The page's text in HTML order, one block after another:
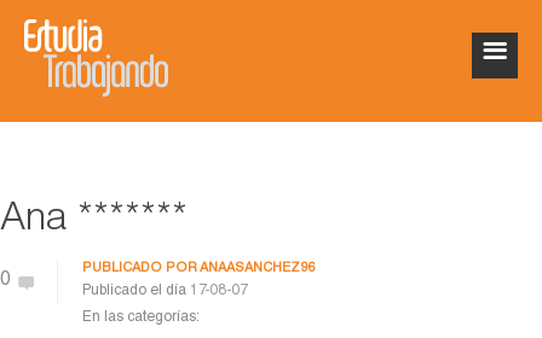
Ana *******
0
PUBLICADO PORANAASANCHEZ96
Publicado el día 17-08-07
En las categorías: